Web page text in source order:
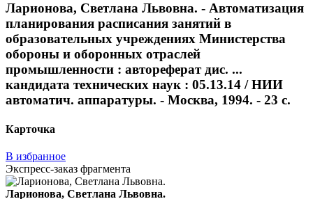
Ларионова, Светлана Львовна. - Автоматизация
планирования расписания занятий в
образовательных учреждениях Министерства
обороны и оборонных отраслей
промышленности : автореферат дис. ...
кандидата технических наук : 05.13.14 / НИИ
автоматич. аппаратуры. - Москва, 1994. - 23 с.
Карточка
В избранное
Экспресс-заказ фрагмента
Ларионова, Светлана Львовна.